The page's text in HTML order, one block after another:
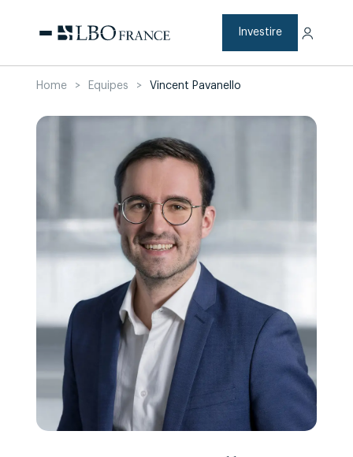
content
Investire
Home > Equipes > Vincent Pavanello